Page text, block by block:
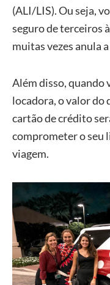
(ALI/LIS). Ou seja,
seguro de terceiros
muitas vezes anula
Além disso, quando
locadora, o valor do
cartão de crédito
comprometer o seu
viagem.